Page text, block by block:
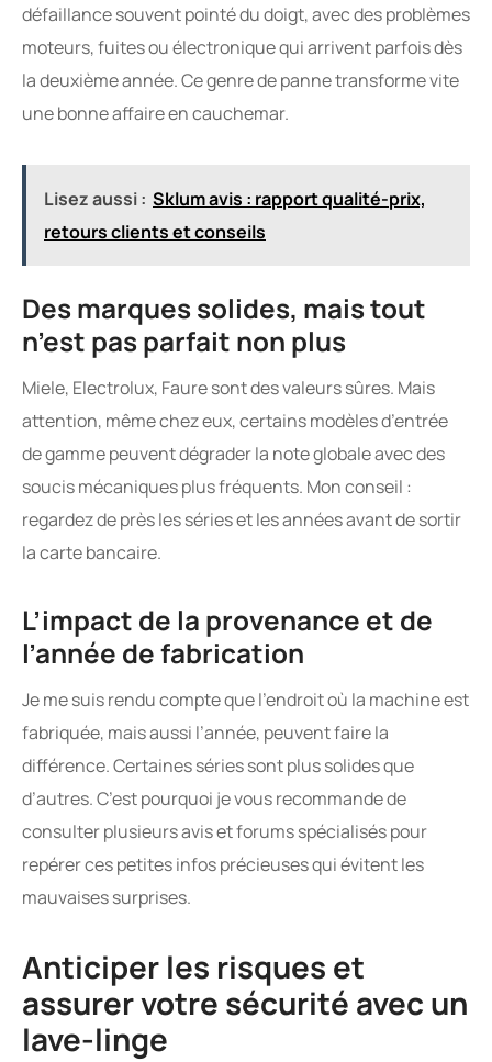
défaillance souvent pointé du doigt, avec des problèmes
moteurs, fuites ou électronique qui arrivent parfois dès
la deuxième année. Ce genre de panne transforme vite
une bonne affaire en cauchemar.
Lisez aussi : Sklum avis : rapport qualité-prix,
retours clients et conseils
Des marques solides, mais tout
n’est pas parfait non plus
Miele, Electrolux, Faure sont des valeurs sûres. Mais
attention, même chez eux, certains modèles d’entrée
de gamme peuvent dégrader la note globale avec des
soucis mécaniques plus fréquents. Mon conseil :
regardez de près les séries et les années avant de sortir
la carte bancaire.
L’impact de la provenance et de
l’année de fabrication
Je me suis rendu compte que l’endroit où la machine est
fabriquée, mais aussi l’année, peuvent faire la
différence. Certaines séries sont plus solides que
d’autres. C’est pourquoi je vous recommande de
consulter plusieurs avis et forums spécialisés pour
repérer ces petites infos précieuses qui évitent les
mauvaises surprises.
Anticiper les risques et
assurer votre sécurité avec un
lave-linge